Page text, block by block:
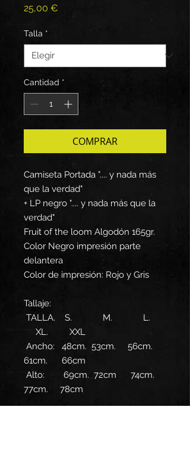
25,00 €
Talla *
Cantidad *
COMPRAR
Camiseta Portada ".... y nada más
que la verdad"
+ LP negro ".... y nada más que la
verdad"
Fruit of the loom Algodón 165gr.
Color Negro impresión parte
delantera
Color de impresión: Rojo y Gris
Tallaje:
TALLA. S. M. L.
XL. XXL
Ancho: 48cm. 53cm. 56cm.
61cm. 66cm
Alto: 69cm. 72cm 74cm.
77cm. 78cm